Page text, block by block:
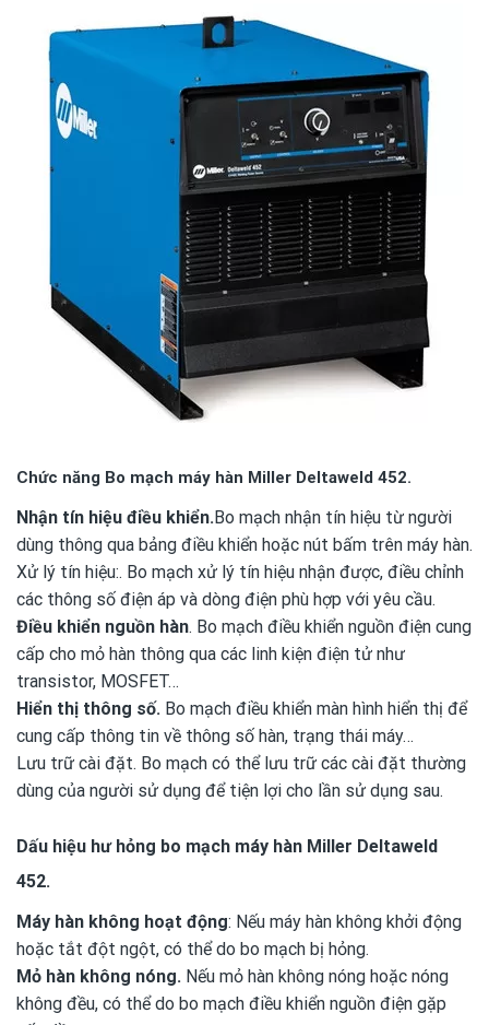
Chức năng Bo mạch máy hàn Miller Deltaweld 452.
Nhận tín hiệu điều khiển.Bo mạch nhận tín hiệu từ người
dùng thông qua bảng điều khiển hoặc nút bấm trên máy hàn.
Xử lý tín hiệu:. Bo mạch xử lý tín hiệu nhận được, điều chỉnh
các thông số điện áp và dòng điện phù hợp với yêu cầu.
Điều khiển nguồn hàn. Bo mạch điều khiển nguồn điện cung
cấp cho mỏ hàn thông qua các linh kiện điện tử như
transistor, MOSFET…
Hiển thị thông số. Bo mạch điều khiển màn hình hiển thị để
cung cấp thông tin về thông số hàn, trạng thái máy…
Lưu trữ cài đặt. Bo mạch có thể lưu trữ các cài đặt thường
dùng của người sử dụng để tiện lợi cho lần sử dụng sau.
Dấu hiệu hư hỏng bo mạch máy hàn Miller Deltaweld
452.
Máy hàn không hoạt động: Nếu máy hàn không khởi động
hoặc tắt đột ngột, có thể do bo mạch bị hỏng.
Mỏ hàn không nóng. Nếu mỏ hàn không nóng hoặc nóng
không đều, có thể do bo mạch điều khiển nguồn điện gặp